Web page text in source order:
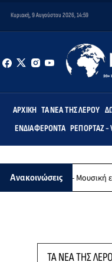
Κυριακή, 9 Αυγούστου 2026, 14:59
ΑΡΧΙΚΉ ΤΑ ΝΈΑ ΤΗΣ ΛΈΡΟΥ
ΕΝΔΙΑΦΈΡΟΝΤΑ ΡΕΠΟΡΤΆΖ -
Ανακοινώσεις
Παναγίας - Μουσική
ΤΑ ΝΕΑ ΤΗΣ